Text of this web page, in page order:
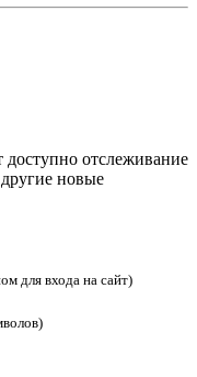
доступно отслеживание
новые
для входа на сайт)